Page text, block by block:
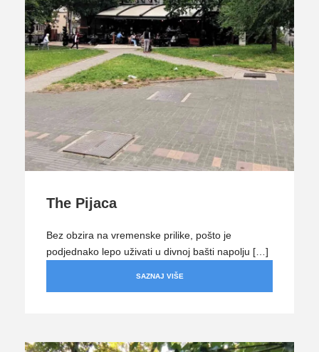
The Pijaca
Bez obzira na vremenske prilike, pošto je
podjednako lepo uživati u divnoj bašti napolju […]
SAZNAJ VIŠE